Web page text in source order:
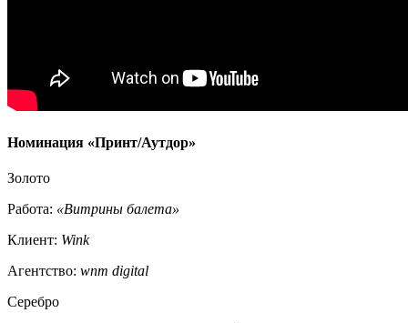
Номинация «Принт/Аутдор»
Золото
Работа: «Витрины балета»
Клиент: Wink
Агентство: wnm digital
Серебро